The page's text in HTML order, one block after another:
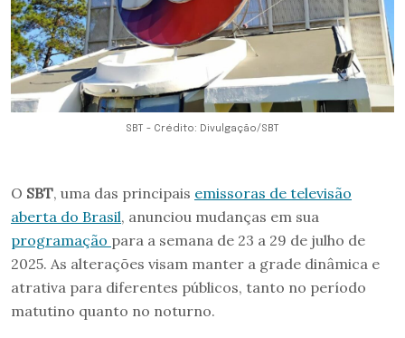
SBT - Crédito: Divulgação/SBT
O SBT, uma das principais emissoras de televisão
aberta do Brasil, anunciou mudanças em sua
programação para a semana de 23 a 29 de julho de
2025. As alterações visam manter a grade dinâmica e
atrativa para diferentes públicos, tanto no período
matutino quanto no noturno.